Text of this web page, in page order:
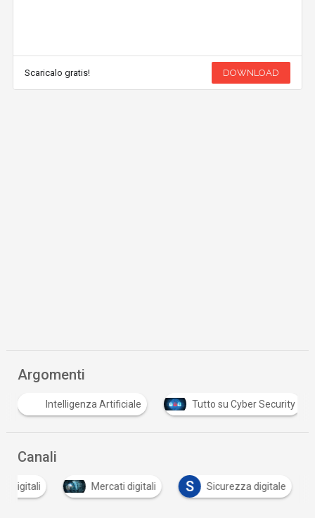
Scaricalo gratis! DOWNLOAD
Argomenti
Intelligenza Artificiale Tutto su Cyber Security
Canali
digitali Mercati digitali S Sicurezza digitale